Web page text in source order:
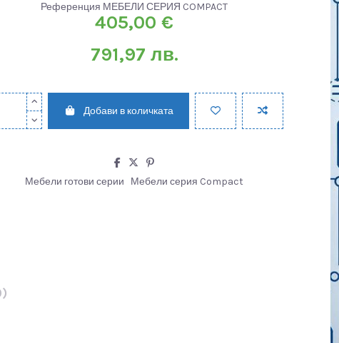
Референция МЕБЕЛИ СЕРИЯ COMPACT
405,00 €
791,97 лв.
Добави в количката
Мебели готови серии Мебели серия Compact